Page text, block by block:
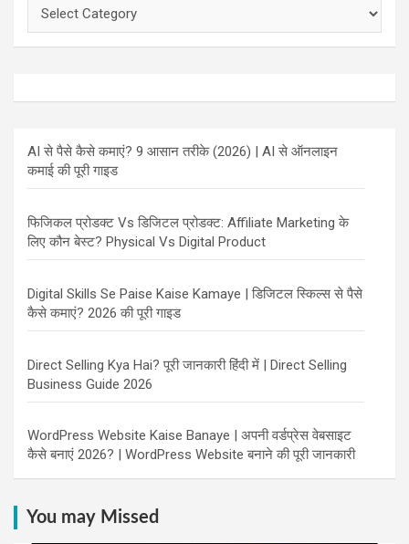
AI से पैसे कैसे कमाएं? 9 आसान तरीके (2026) | AI से ऑनलाइन
कमाई की पूरी गाइड
फिजिकल प्रोडक्ट Vs डिजिटल प्रोडक्ट: Affiliate Marketing के
लिए कौन बेस्ट? Physical Vs Digital Product
Digital Skills Se Paise Kaise Kamaye | डिजिटल स्किल्स से पैसे
कैसे कमाएं? 2026 की पूरी गाइड
Direct Selling Kya Hai? पूरी जानकारी हिंदी में | Direct Selling
Business Guide 2026
WordPress Website Kaise Banaye | अपनी वर्डप्रेस वेबसाइट
कैसे बनाएं 2026? | WordPress Website बनाने की पूरी जानकारी
You may Missed